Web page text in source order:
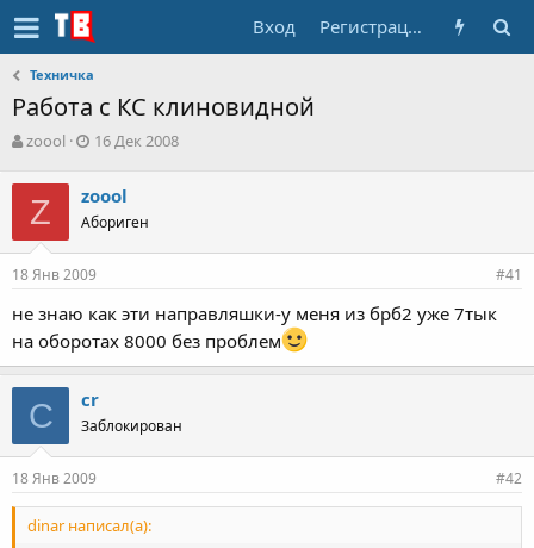
Вход Регистрация
Техничка
Работа с КС клиновидной
А
т
о
р
т
е
ы
zoool
Д
а
н
ч
л
16 Дек 2008
Z zoool
Абориген
18 Янв 2009 #41
не знаю как эти направляшки-у меня из брб2 уже 7тык
на оборотах 8000 без проблем
C cr
Заблокирован
18 Янв 2009 #42
dinar написал(а):